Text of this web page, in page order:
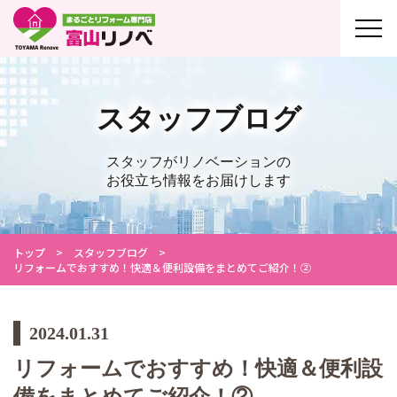
スタッフブログ
スタッフがリノベーションの
お役立ち情報をお届けします
トップ
スタッフブログ
リフォームでおすすめ！快適＆便利設備をまとめてご紹介！②
2024.01.31
リフォームでおすすめ！快適＆便利設